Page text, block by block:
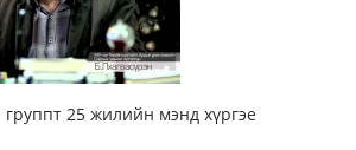
25 жилийн мэнд хүргэе